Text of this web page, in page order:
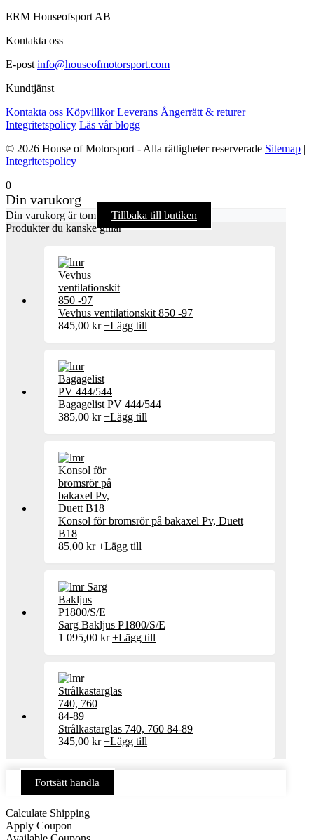
ERM Houseofsport AB
Kontakta oss
E-post info@houseofmotorsport.com
Kundtjänst
Kontakta oss Köpvillkor Leverans Ångerrätt & returer
Integritetspolicy Läs vår blogg
© 2026 House of Motorsport - Alla rättigheter reserverade Sitemap |
Integritetspolicy
0
Din varukorg
Din varukorg är tom
Tillbaka till butiken
Produkter du kanske gillar
Vevhus ventilationskit 850 -97
845,00 kr +Lägg till
Bagagelist PV 444/544
385,00 kr +Lägg till
Konsol för bromsrör på bakaxel Pv, Duett
B18
85,00 kr +Lägg till
Sarg Bakljus P1800/S/E
1 095,00 kr +Lägg till
Strålkastarglas 740, 760 84-89
345,00 kr +Lägg till
Fortsätt handla
Calculate Shipping
Apply Coupon